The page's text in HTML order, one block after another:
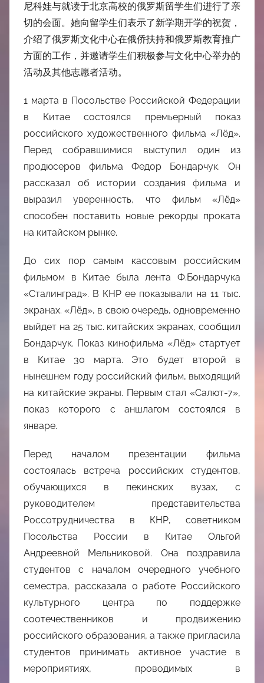
尼科娃与就读于北京高校的俄罗斯留学生们进行了亲
切的会面。她向留学生们表示了新学期开学的祝贺，
介绍了俄罗斯文化中心在俄侨扶持和俄罗斯教育推广
方面的工作，并邀请学生们积极参与文化中心举办的
活动及其他志愿者活动。
1 марта в Посольстве Российской Федерации
в Китае состоялся премьерный показ
российского художественного фильма «Лёд».
Перед собравшимися выступил один из
продюсеров фильма Федор Бондарчук. Он
рассказал об истории создания фильма и
выразил уверенность, что фильм «Лёд»
способен поставить новые рекорды проката
на китайском рынке.
До сих пор самым кассовым российским
фильмом в Китае была лента Ф.Бондарчука
«Сталинград». В КНР ее показывали на 11 тыс.
экранах. «Лёд», в свою очередь, одновременно
выйдет на 25 тыс. китайских экранах, сообщил
Бондарчук. Показ кинофильма «Лёд» стартует
в Китае 30 марта. Это будет второй в
нынешнем году российский фильм, выходящий
на китайские экраны. Первым стал «Салют-7»,
показ которого с аншлагом состоялся в
январе.
Перед началом презентации фильма
состоялась встреча российских студентов,
обучающихся в пекинских вузах, с
руководителем представительства
Россотрудничества в КНР, советником
Посольства России в Китае Ольгой
Андреевной Мельниковой. Она поздравила
студентов с началом очередного учебного
семестра, рассказала о работе Российского
культурного центра по поддержке
соотечественников и продвижению
российского образования, а также пригласила
студентов принимать активное участие в
мероприятиях, проводимых в